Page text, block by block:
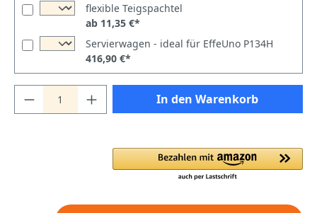
flexible Teigspachtel
ab 11,35 €*
Servierwagen - ideal für EffeUno P134H
416,90 €*
In den Warenkorb